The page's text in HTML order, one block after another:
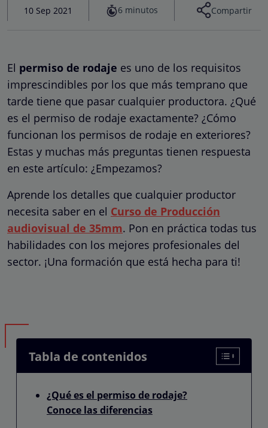
10 Sep 2021 6 minutos Compartir
El permiso de rodaje es uno de los requisitos
imprescindibles por los que más temprano que
tarde tiene que pasar cualquier productora. ¿Qué
es el permiso de rodaje exactamente? ¿Cómo
funcionan los permisos de rodaje en exteriores?
Estas y muchas más preguntas tienen respuesta
en este artículo: ¿Empezamos?
Aprende los detalles que cualquier productor
necesita saber en el Curso de Producción
audiovisual de 35mm. Pon en práctica todas tus
habilidades con los mejores profesionales del
sector. ¡Una formación que está hecha para ti!
Tabla de contenidos
¿Qué es el permiso de rodaje?
Conoce las diferencias